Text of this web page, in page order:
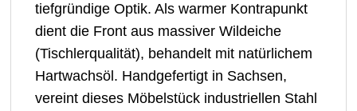
tiefgründige Optik. Als warmer Kontrapunkt
dient die Front aus massiver Wildeiche
(Tischlerqualität), behandelt mit natürlichem
Hartwachsöl. Handgefertigt in Sachsen,
vereint dieses Möbelstück industriellen Stahl